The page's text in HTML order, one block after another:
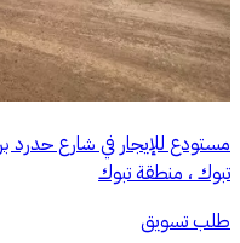
مستودع للإيجار في شارع حدرد
تبوك ، منطقة تبوك
طلب تسويق